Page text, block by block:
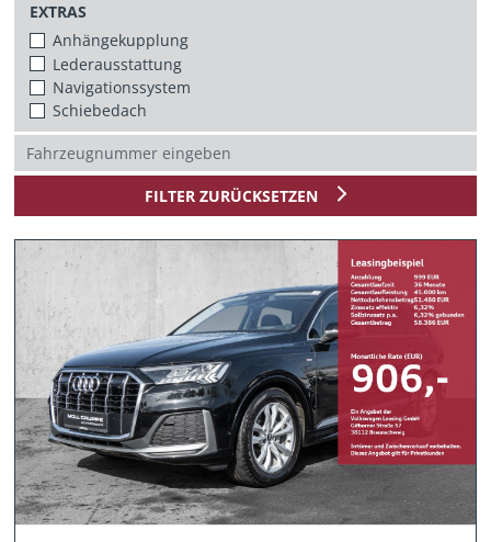
EXTRAS
Anhängekupplung
Lederausstattung
Navigationssystem
Schiebedach
FILTER ZURÜCKSETZEN